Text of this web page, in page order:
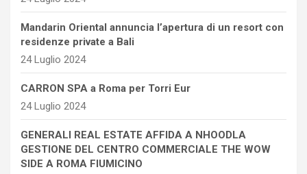
Mandarin Oriental annuncia l’apertura di un resort con
residenze private a Bali
24 Luglio 2024
CARRON SPA a Roma per Torri Eur
24 Luglio 2024
GENERALI REAL ESTATE AFFIDA A NHOODLA
GESTIONE DEL CENTRO COMMERCIALE THE WOW
SIDE A ROMA FIUMICINO